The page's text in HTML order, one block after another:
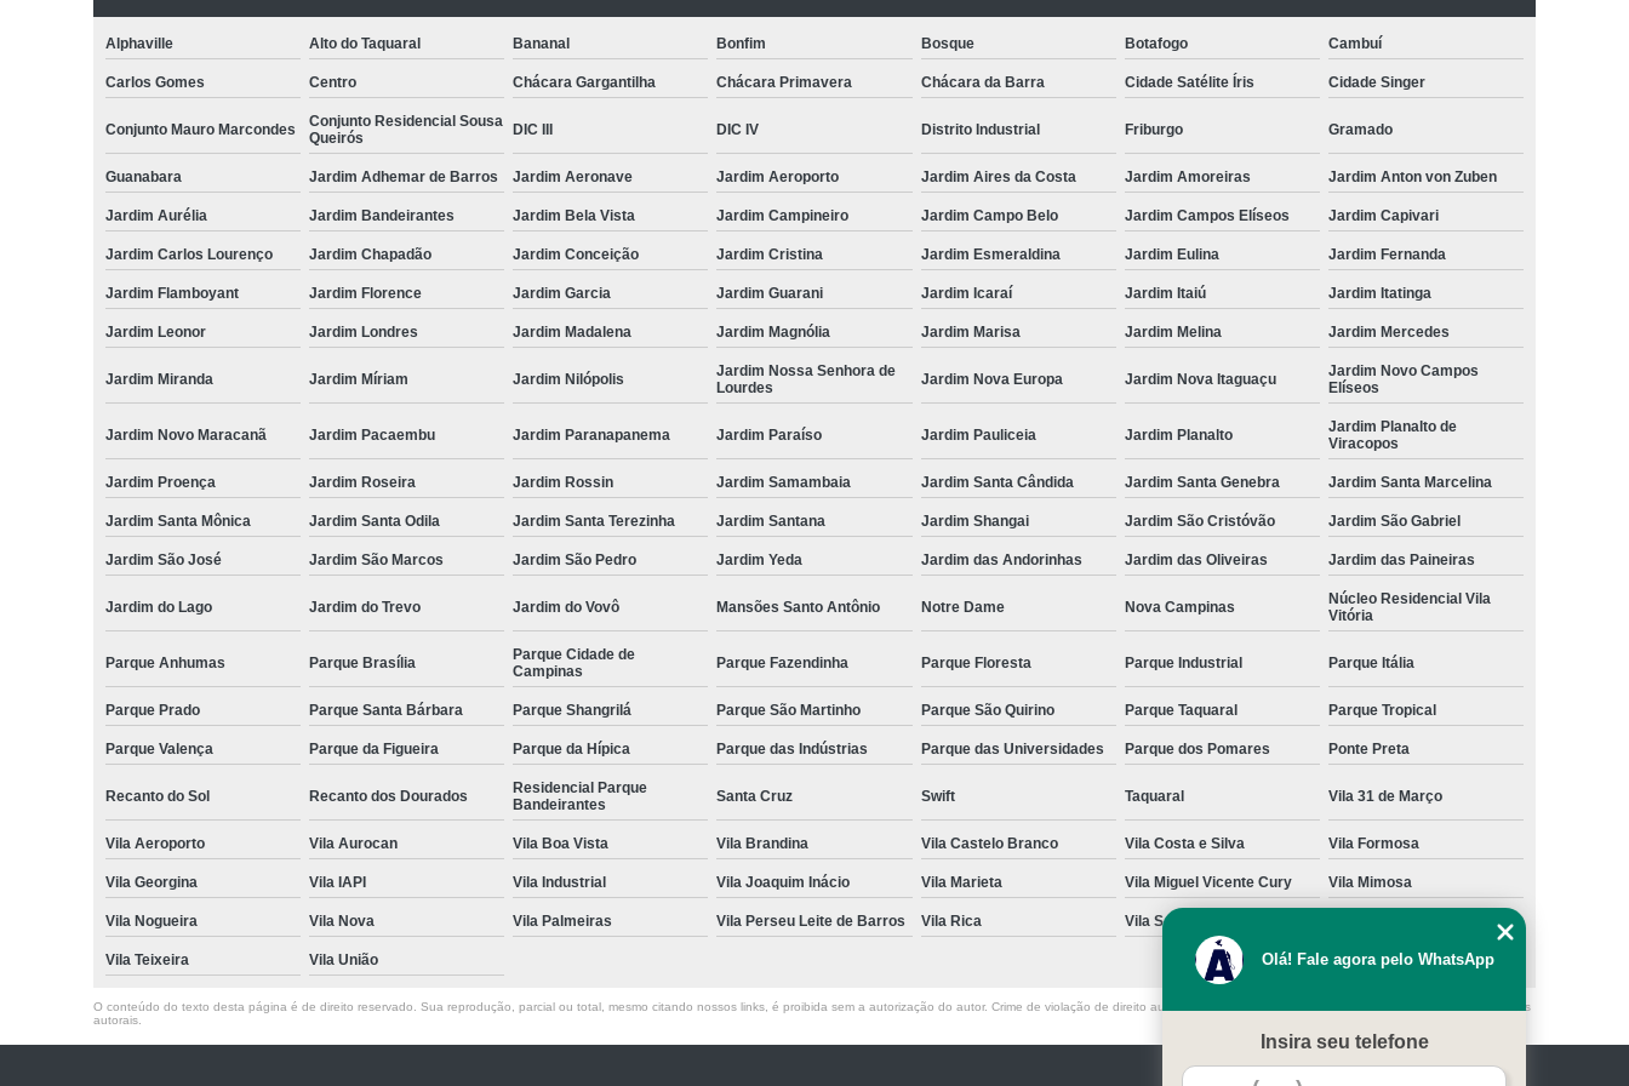
Alphaville Alto do Taquaral Bananal Bonfim Bosque Botafogo Cambuí
Carlos Gomes Centro Chácara Gargantilha Chácara Primavera Chácara da Barra Cidade Satélite Íris Cidade Singer
Conjunto Mauro Marcondes
Conjunto Residencial Sousa
Queirós
DIC III DIC IV Distrito Industrial Friburgo Gramado
Guanabara Jardim Adhemar de Barros Jardim Aeronave Jardim Aeroporto Jardim Aires da Costa Jardim Amoreiras Jardim Anton von Zuben
Jardim Aurélia Jardim Bandeirantes Jardim Bela Vista Jardim Campineiro Jardim Campo Belo Jardim Campos Elíseos Jardim Capivari
Jardim Carlos Lourenço Jardim Chapadão Jardim Conceição Jardim Cristina Jardim Esmeraldina Jardim Eulina Jardim Fernanda
Jardim Flamboyant Jardim Florence Jardim Garcia Jardim Guarani Jardim Icaraí Jardim Itaiú Jardim Itatinga
Jardim Leonor Jardim Londres Jardim Madalena Jardim Magnólia Jardim Marisa Jardim Melina Jardim Mercedes
Jardim Miranda Jardim Míriam Jardim Nilópolis
Jardim Nossa Senhora de
Lourdes
Jardim Nova Europa Jardim Nova Itaguaçu
Jardim Novo Campos
Elíseos
Jardim Novo Maracanã Jardim Pacaembu Jardim Paranapanema Jardim Paraíso Jardim Pauliceia Jardim Planalto
Jardim Planalto de
Viracopos
Jardim Proença Jardim Roseira Jardim Rossin Jardim Samambaia Jardim Santa Cândida Jardim Santa Genebra Jardim Santa Marcelina
Jardim Santa Mônica Jardim Santa Odila Jardim Santa Terezinha Jardim Santana Jardim Shangai Jardim São Cristóvão Jardim São Gabriel
Jardim São José Jardim São Marcos Jardim São Pedro Jardim Yeda Jardim das Andorinhas Jardim das Oliveiras Jardim das Paineiras
Jardim do Lago Jardim do Trevo Jardim do Vovô Mansões Santo Antônio Notre Dame Nova Campinas
Núcleo Residencial Vila
Vitória
Parque Anhumas Parque Brasília
Parque Cidade de
Campinas
Parque Fazendinha Parque Floresta Parque Industrial Parque Itália
Parque Prado Parque Santa Bárbara Parque Shangrilá Parque São Martinho Parque São Quirino Parque Taquaral Parque Tropical
Parque Valença Parque da Figueira Parque da Hípica Parque das Indústrias Parque das Universidades Parque dos Pomares Ponte Preta
Recanto do Sol Recanto dos Dourados
Residencial Parque
Bandeirantes
Santa Cruz Swift Taquaral Vila 31 de Março
Vila Aeroporto Vila Aurocan Vila Boa Vista Vila Brandina Vila Castelo Branco Vila Costa e Silva Vila Formosa
Vila Georgina Vila IAPI Vila Industrial Vila Joaquim Inácio Vila Marieta Vila Miguel Vicente Cury Vila Mimosa
Vila Nogueira Vila Nova Vila Palmeiras Vila Perseu Leite de Barros Vila Rica Vila San Martin
Vila Teixeira Vila União
O conteúdo do texto desta página é de direito reservado. Sua reprodução, parcial ou total, mesmo citando nossos links, é proibida sem a autorização do autor. Crime de violação de direito autoral – artigo 184 do Código Penal –
Lei 9610/98 - Lei de direitos
autorais
Olá! Fale agora pelo WhatsApp
Insira seu telefone